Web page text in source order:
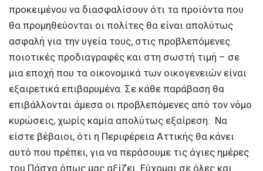
προκειμένου να διασφαλίσουν ότι τα προϊόντα που
θα προμηθεύονται οι πολίτες θα είναι απολύτως
ασφαλή για την υγεία τους, στις προβλεπόμενες
ποιοτικές προδιαγραφές και στη σωστή τιμή – σε
μια εποχή που τα οικονομικά των οικογενειών είναι
εξαιρετικά επιβαρυμένα. Σε κάθε παράβαση θα
επιβάλλονται άμεσα οι προβλεπόμενες από τον νόμο
κυρώσεις, χωρίς καμία απολύτως εξαίρεση. Να
είστε βέβαιοι, ότι η Περιφέρεια Αττικής θα κάνει
αυτό που πρέπει, για να περάσουμε τις άγιες ημέρες
του Πάσχα όπως μας αξίζει. Εύχομαι σε όλες και